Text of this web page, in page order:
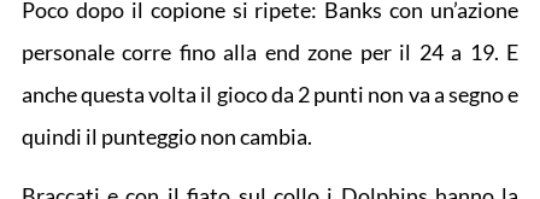
Poco dopo il copione si ripete: Banks con un’azione
personale corre fino alla end zone per il 24 a 19. E
anche questa volta il gioco da 2 punti non va a segno e
quindi il punteggio non cambia.